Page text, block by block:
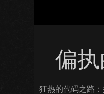
偏
狂热的代码之路